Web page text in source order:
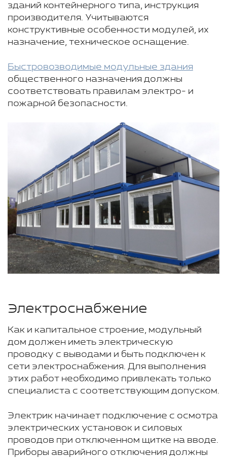
зданий контейнерного типа, инструкция
производителя. Учитываются
конструктивные особенности модулей, их
назначение, техническое оснащение.
Быстровозводимые модульные здания
общественного назначения должны
соответствовать правилам электро- и
пожарной безопасности.
Электроснабжение
Как и капитальное строение, модульный
дом должен иметь электрическую
проводку с выводами и быть подключен к
сети электроснабжения. Для выполнения
этих работ необходимо привлекать только
специалиста с соответствующим допуском.
Электрик начинает подключение с осмотра
электрических установок и силовых
проводов при отключенном щитке на вводе.
Приборы аварийного отключения должны